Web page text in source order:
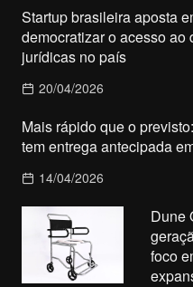
Startup brasileira aposta
democratizar o acesso
jurídicas no país
20/04/2026
Mais rápido que o
tem entrega antecipada
14/04/2026
Dune
foco